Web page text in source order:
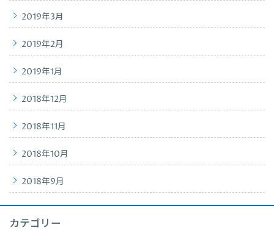
2019年3月
2019年2月
2019年1月
2018年12月
2018年11月
2018年10月
2018年9月
カテゴリー